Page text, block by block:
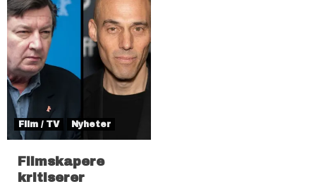
Film / TV Nyheter
Filmskapere
kritiserer